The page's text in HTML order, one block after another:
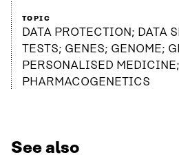
TOPIC
DATA PROTECTION; DATA
TESTS; GENES; GENOME;
PERSONALISED MEDICINE;
PHARMACOGENETICS
See also